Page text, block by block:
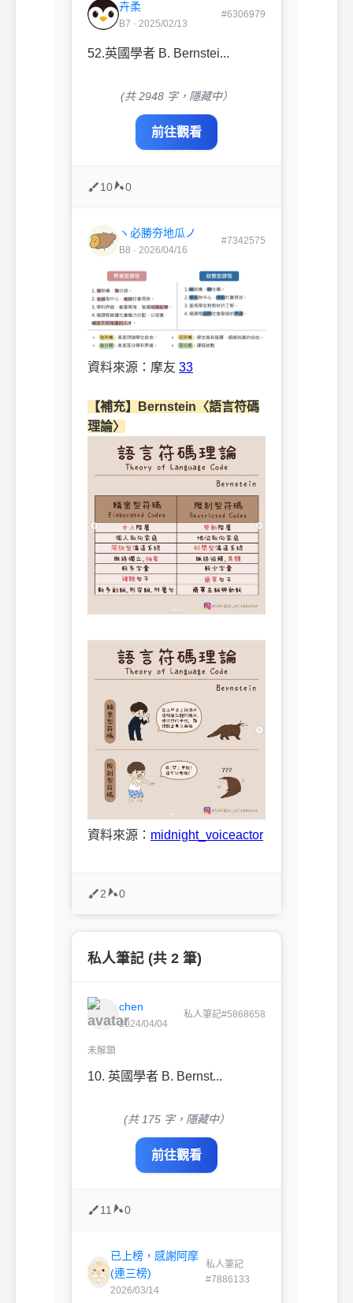
卉柔
B7 · 2025/02/13
#6306979
52.英國學者 B. Bernstei...
(共 2948 字，隱藏中）
前往觀看
10 0
ヽ必勝夯地瓜ノ
B8 · 2026/04/16
#7342575
資料來源：摩友 33
【補充】Bernstein〈語言符碼
理論〉
資料來源： midnight_voiceactor
2 0
私人筆記 (共 2 筆)
chen
2024/04/04
私人筆記#5868658
未解鎖
10. 英國學者 B. Bernst...
(共 175 字，隱藏中）
前往觀看
11 0
已上榜，感謝阿摩
(連三榜)
2026/03/14
私人筆記
#7886133